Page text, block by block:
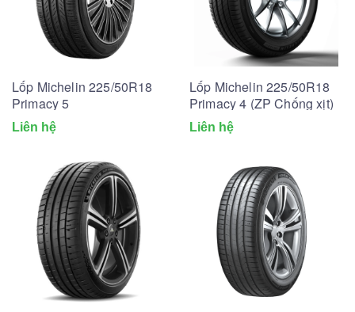
Lốp Michelin 225/50R18
Primacy 5
Liên hệ
Lốp Michelin 225/50R18
Primacy 4 (ZP Chống xịt)
Liên hệ